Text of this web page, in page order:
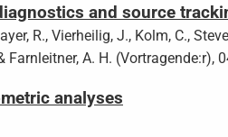
and source
R., Vierheilig, J., Kolm, C.,
Farnleitner, A. H. (Vortragende:r),
analyses